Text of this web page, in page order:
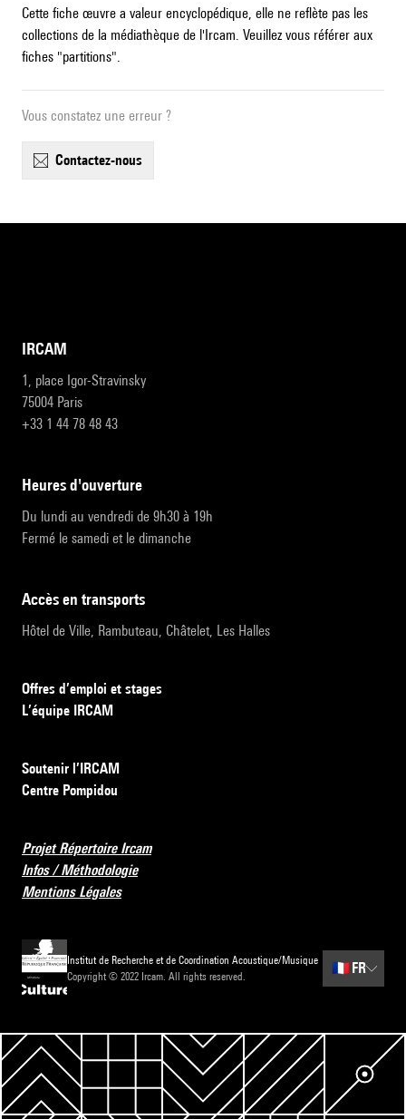
Cette fiche œuvre a valeur encyclopédique, elle ne reflète pas les
collections de la médiathèque de l'Ircam. Veuillez vous référer aux
fiches "partitions".
Vous constatez une erreur ?
contactez-nous
IRCAM
1, place Igor-Stravinsky
75004 Paris
+33 1 44 78 48 43
heures d'ouverture
Du lundi au vendredi de 9h30 à 19h
Fermé le samedi et le dimanche
accès en transports
Hôtel de Ville, Rambuteau, Châtelet, Les Halles
Offres d’emploi et stages
L’équipe IRCAM
Soutenir l’IRCAM
Centre Pompidou
Projet Répertoire Ircam
Infos / Méthodologie
Mentions Légales
Institut de Recherche et de Coordination Acoustique/Musique
Copyright © 2022 Ircam. All rights reserved.
🇫🇷 FR